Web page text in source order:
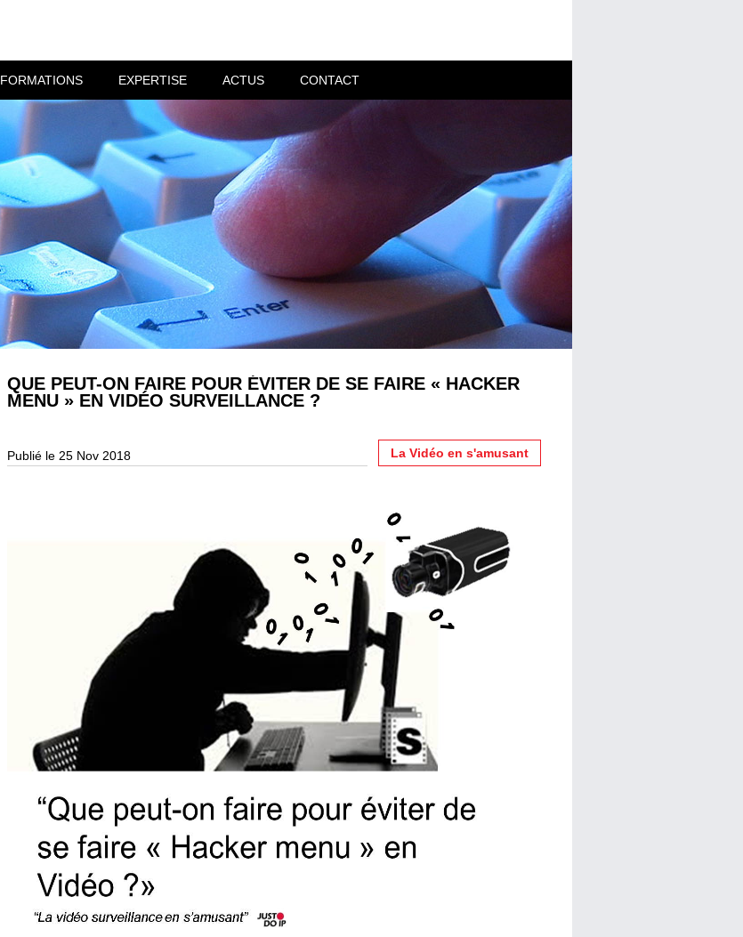
FORMATIONS EXPERTISE ACTUS CONTACT
QUE PEUT-ON FAIRE POUR ÉVITER DE SE FAIRE « HACKER
MENU » EN VIDÉO SURVEILLANCE ?
La Vidéo en s'amusant
Publié le 25 Nov 2018